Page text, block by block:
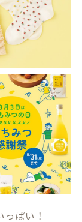
ぱい！